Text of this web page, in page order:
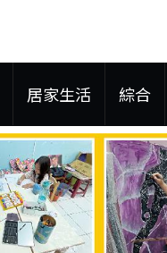
居家生活 綜合